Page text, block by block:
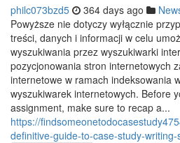
philc073bzd5 364 days ago
Powyższe nie dotyczy wyłącznie
treści, danych i informacji w celu
wyszukiwania przez wyszukiwarki
pozycjonowania stron internetowych
internetowe w ramach indeksowania
wyszukiwarek internetowych. Before
assignment, make sure to recap a...
https://
definitive-guide-to-case-study-writing-